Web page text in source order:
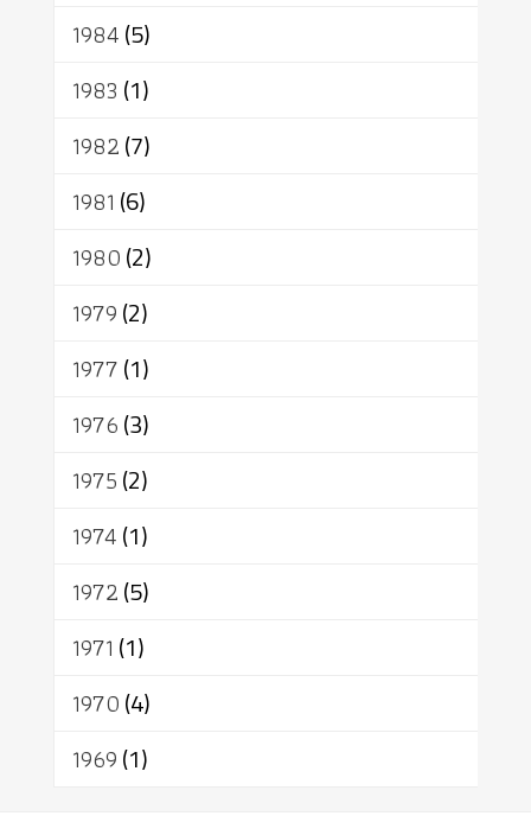
1984(5)
1983 (1)
1982(7)
1981 (6)
1980(2)
1979(2)
1977(1)
1976(3)
1975(2)
1974(1)
1972(5)
1971 (1)
1970(4)
1969(1)